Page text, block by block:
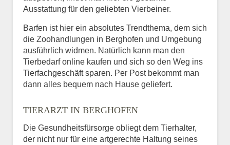
Ausstattung für den geliebten Vierbeiner.
Barfen ist hier ein absolutes Trendthema, dem sich
die Zoohandlungen in Berghofen und Umgebung
ausführlich widmen. Natürlich kann man den
Tierbedarf online kaufen und sich so den Weg ins
Tierfachgeschäft sparen. Per Post bekommt man
dann alles bequem nach Hause geliefert.
TIERARZT IN BERGHOFEN
Die Gesundheitsfürsorge obliegt dem Tierhalter,
der nicht nur für eine artgerechte Haltung seines